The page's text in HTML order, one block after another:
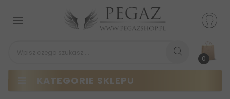
0
KATEGORIE SKLEPU
Przełącz
nawigacji